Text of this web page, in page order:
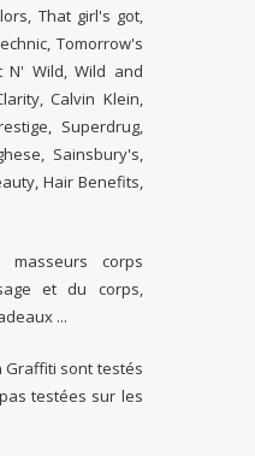
That girl's got,
Tomorrow's
N' Wild, Wild and
Calvin Klein,
Superdrug,
Sainsbury's,
Hair Benefits,
masseurs corps
et du corps,
...
Graffiti sont testés
testées sur les